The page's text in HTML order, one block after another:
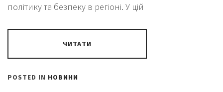
політику та безпеку в регіоні. У цій
ЧИТАТИ
POSTED IN НОВИНИ